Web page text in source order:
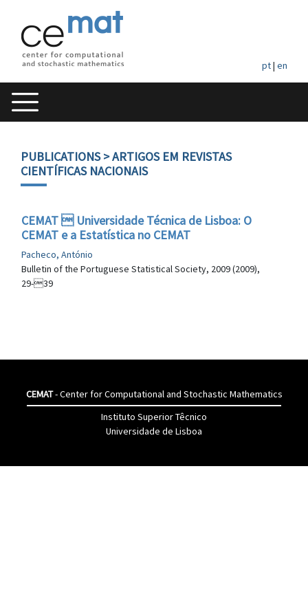
pt| en
PUBLICATIONS> ARTIGOS EM REVISTAS
CIENTÍFICAS NACIONAIS
CEMAT  Universidade Técnica de Lisboa: O
CEMAT e a Estatística no CEMAT
Pacheco, António
Bulletin of the Portuguese Statistical Society, 2009 (2009),
29-39
CEMAT- Center for Computational and Stochastic Mathematics
Instituto Superior Têcnico
Universidade de Lisboa